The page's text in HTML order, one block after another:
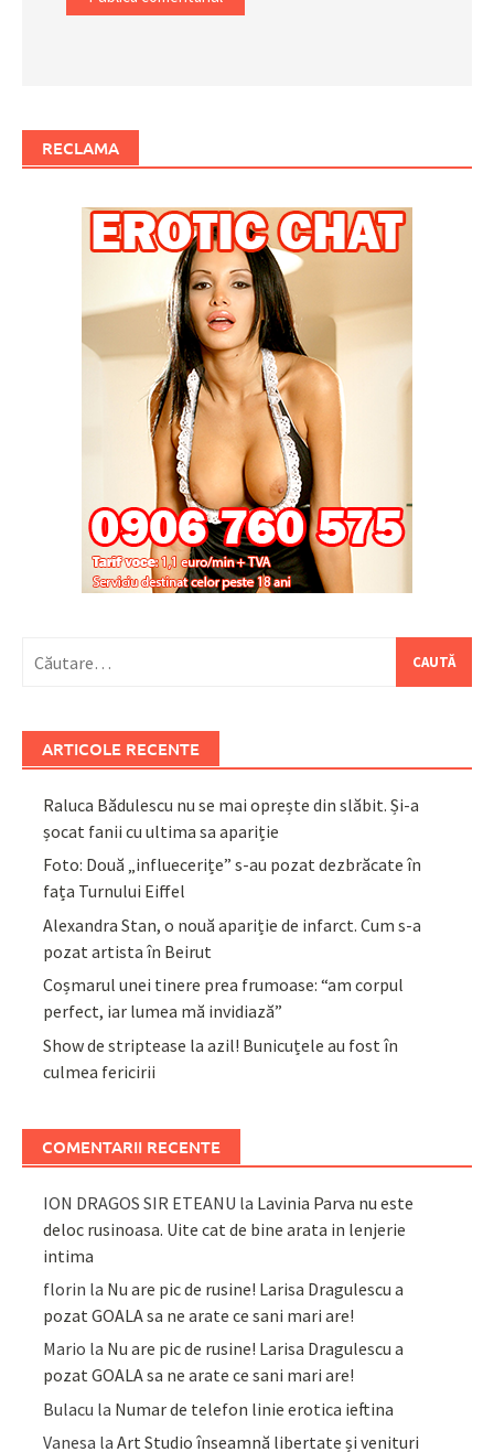
RECLAMA
după:
ARTICOLE RECENTE
Raluca Bădulescu nu se mai oprește din slăbit. Și-a
șocat fanii cu ultima sa apariție
Foto: Două „influecerițe” s-au pozat dezbrăcate în
fața Turnului Eiffel
Alexandra Stan, o nouă apariție de infarct. Cum s-a
pozat artista în Beirut
Coșmarul unei tinere prea frumoase: “am corpul
perfect, iar lumea mă invidiază”
Show de striptease la azil! Bunicuțele au fost în
culmea fericirii
COMENTARII RECENTE
ION DRAGOS SIR ETEANU la Lavinia Parva nu este
deloc rusinoasa. Uite cat de bine arata in lenjerie
intima
florin la Nu are pic de rusine! Larisa Dragulescu a
pozat GOALA sa ne arate ce sani mari are!
Mario la Nu are pic de rusine! Larisa Dragulescu a
pozat GOALA sa ne arate ce sani mari are!
Bulacu la Numar de telefon linie erotica ieftina
Vanesa laArt Studio înseamnă libertate și venituri